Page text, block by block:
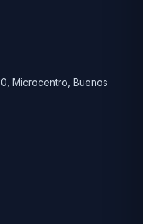
Microcentro, Buenos